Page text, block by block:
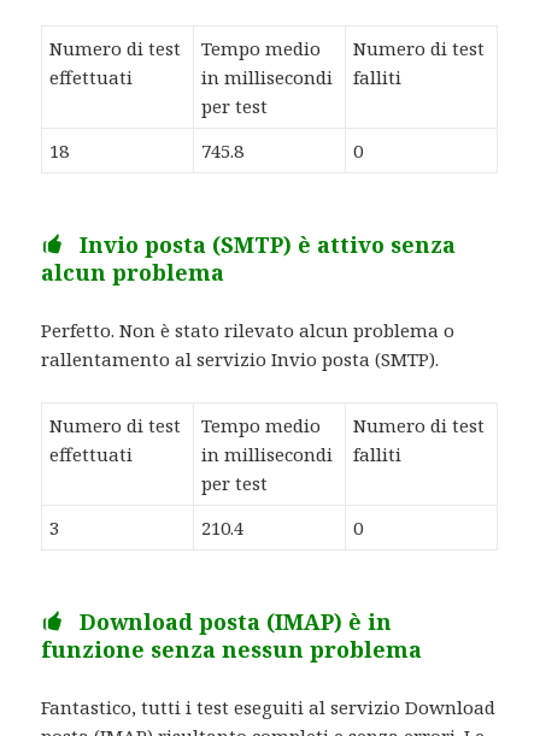
Numero di test
effettuati
Tempo medio
in millisecondi
per test
Numero di test
falliti
18 745.8 0
Invio posta (SMTP) è attivo senza
alcun problema
Perfetto. Non è stato rilevato alcun problema o
rallentamento al servizio Invio posta (SMTP).
Numero di test
effettuati
Tempo medio
in millisecondi
per test
Numero di test
falliti
3 210.4 0
Download posta (IMAP) è in
funzione senza nessun problema
Fantastico, tutti i test eseguiti al servizio Download